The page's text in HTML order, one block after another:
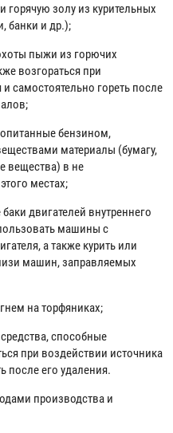
горячую золу из курительных
банки и др.);
пыжи из горючих
возгораться при
самостоятельно гореть после
бензином,
материалы (бумагу,
вещества) в не
местах;
двигателей внутреннего
машины с
а также курить или
машин, заправляемых
на торфяниках;
способные
при воздействии источника
после его удаления.
производства и